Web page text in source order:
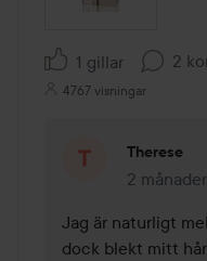
1 gillar 2
4767 visningar
Therese
2 månader
Jag är naturligt
dock blekt mitt